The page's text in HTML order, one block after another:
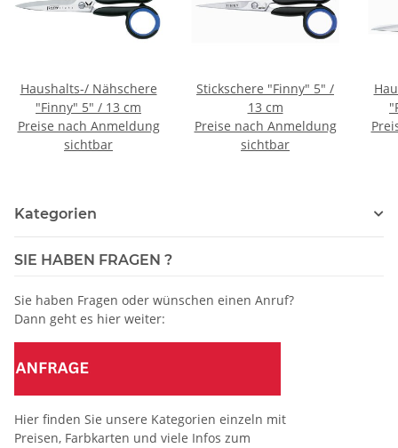
Haushalts-/ Nähschere
"Finny" 5" / 13 cm
Preise nach Anmeldung
sichtbar
Stickschere "Finny" 5" /
13 cm
Preise nach Anmeldung
sichtbar
Kategorien
SIE HABEN FRAGEN ?
Sie haben Fragen oder wünschen einen Anruf?
Dann geht es hier weiter:
Hier finden Sie unsere Kategorien einzeln mit
Preisen, Farbkarten und viele Infos zum